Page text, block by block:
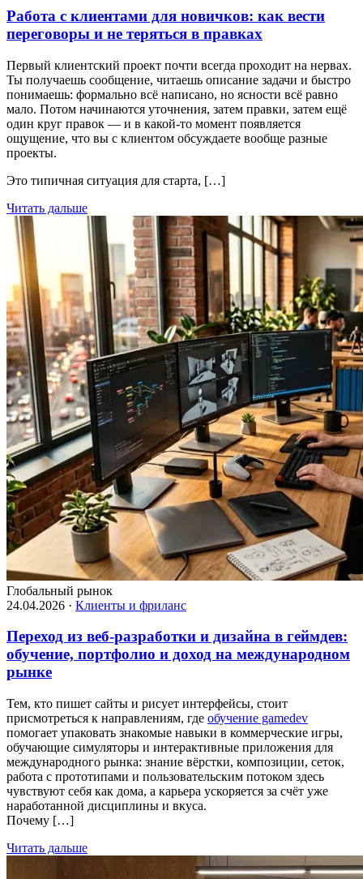
Работа с клиентами для новичков: как вести
переговоры и не теряться в правках
Первый клиентский проект почти всегда проходит на нервах.
Ты получаешь сообщение, читаешь описание задачи и быстро
понимаешь: формально всё написано, но ясности всё равно
мало. Потом начинаются уточнения, затем правки, затем ещё
один круг правок — и в какой-то момент появляется
ощущение, что вы с клиентом обсуждаете вообще разные
проекты.
Это типичная ситуация для старта, […]
Читать дальше
Глобальный рынок
24.04.2026 · Клиенты и фриланс
Переход из веб‑разработки и дизайна в геймдев:
обучение, портфолио и доход на международном
рынке
Тем, кто пишет сайты и рисует интерфейсы, стоит
присмотреться к направлениям, где обучение gamedev
помогает упаковать знакомые навыки в коммерческие игры,
обучающие симуляторы и интерактивные приложения для
международного рынка: знание вёрстки, композиции, сеток,
работа с прототипами и пользовательским потоком здесь
чувствуют себя как дома, а карьера ускоряется за счёт уже
наработанной дисциплины и вкуса.
Почему […]
Читать дальше